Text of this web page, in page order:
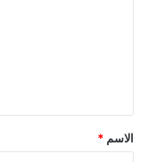
ق
*
الاسم *